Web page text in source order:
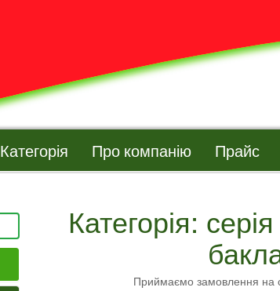
Категорія Про компанію Прайс
Категорія:
Приймаємо замовлення на